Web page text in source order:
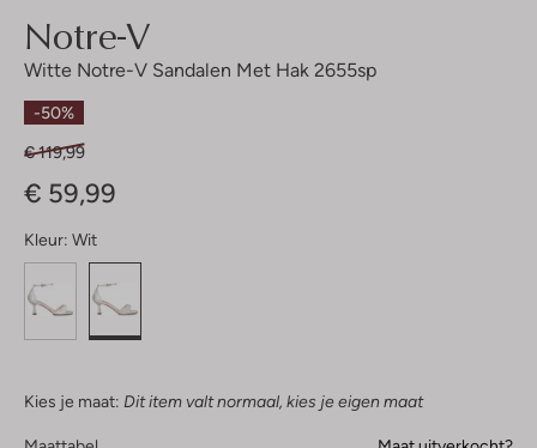
Notre-V
Witte Notre-V Sandalen Met Hak 2655sp
-50%
€ 119,99
€ 59,99
Kleur: Wit
Kies je maat: Dit item valt normaal, kies je eigen maat